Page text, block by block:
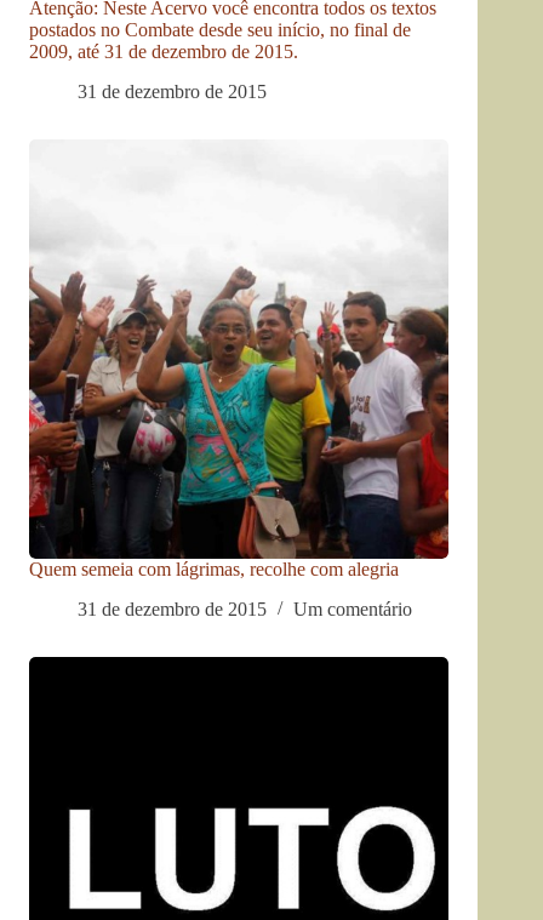
Atenção: Neste Acervo você encontra todos os textos
postados no Combate desde seu início, no final de
2009, até 31 de dezembro de 2015.
31 de dezembro de 2015
Quem semeia com lágrimas, recolhe com alegria
31 de dezembro de 2015
Um comentário